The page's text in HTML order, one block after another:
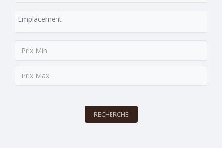
RECHERCHE